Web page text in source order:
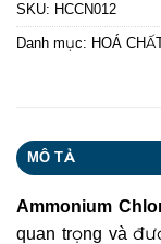
SKU: HCCN012
Danh mục: HOÁ
MÔ TẢ
Ammonium
quan trọng và